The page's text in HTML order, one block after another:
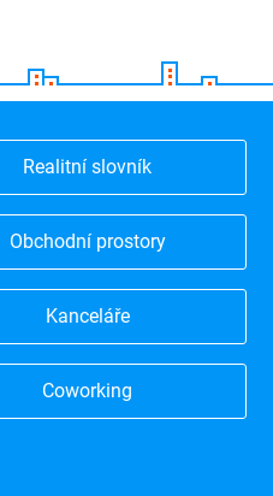
Realitní slovník
Obchodní prostory
Kanceláře
Coworking